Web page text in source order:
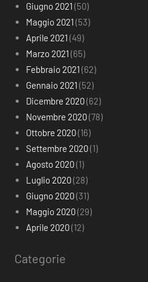
Giugno 2021 (50)
Maggio 2021 (53)
Aprile 2021 (49)
Marzo 2021 (65)
Febbraio 2021 (62)
Gennaio 2021 (52)
Dicembre 2020(62)
Novembre 2020(78)
Ottobre 2020(16)
Settembre 2020(1)
Agosto 2020(1)
Luglio 2020(28)
Giugno 2020(31)
Maggio 2020(29)
Aprile 2020(12)
Categorie